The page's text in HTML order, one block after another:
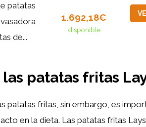
patatas
de...
1.692,18€
disponible
patatas fritas
patatas fritas, sin embargo, es
en la dieta. Las patatas fritas